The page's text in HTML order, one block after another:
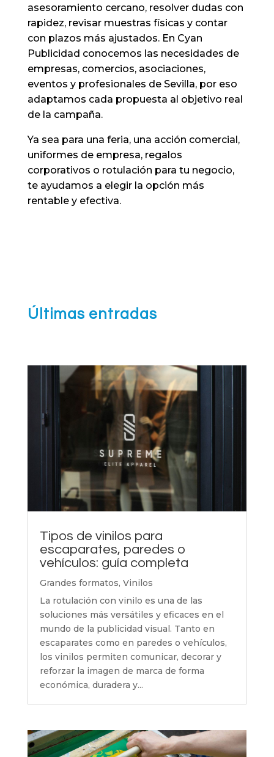
asesoramiento cercano, resolver dudas con
rapidez, revisar muestras físicas y contar
con plazos más ajustados. En Cyan
Publicidad conocemos las necesidades de
empresas, comercios, asociaciones,
eventos y profesionales de Sevilla, por eso
adaptamos cada propuesta al objetivo real
de la campaña.
Ya sea para una feria, una acción comercial,
uniformes de empresa, regalos
corporativos o rotulación para tu negocio,
te ayudamos a elegir la opción más
rentable y efectiva.
Últimas entradas
Tipos de vinilos para
escaparates, paredes o
vehículos: guía completa
Grandes formatos, Vinilos
La rotulación con vinilo es una de las
soluciones más versátiles y eficaces en el
mundo de la publicidad visual. Tanto en
escaparates como en paredes o vehículos,
los vinilos permiten comunicar, decorar y
reforzar la imagen de marca de forma
económica, duradera y...